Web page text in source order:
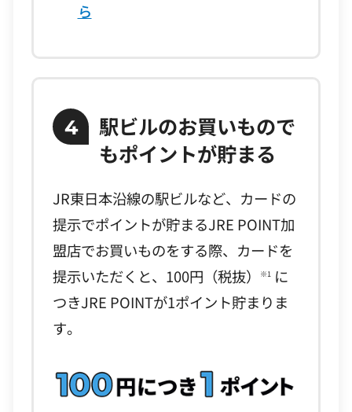
ら
4
駅ビルのお買いもので
もポイントが貯まる
JR東日本沿線の駅ビルなど、カードの
提示でポイントが貯まるJRE POINT加
盟店でお買いものをする際、カードを
提示いただくと、100円（税抜）
※1 に
つきJRE POINTが1ポイント貯まりま
す。